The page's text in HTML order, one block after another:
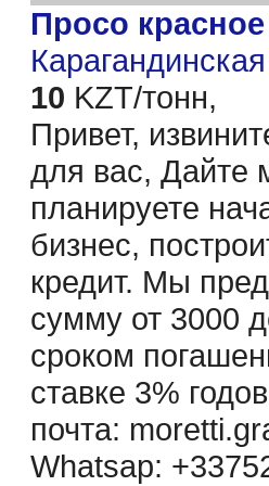
Просо красное
10 KZT/тонн,
Привет,
для вас, Дайте
планируете
бизнес,
кредит. Мы
сумму от 3000
сроком
ставке 3%
почта:
Whatsap: